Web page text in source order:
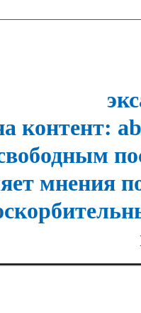
контент:
мнения